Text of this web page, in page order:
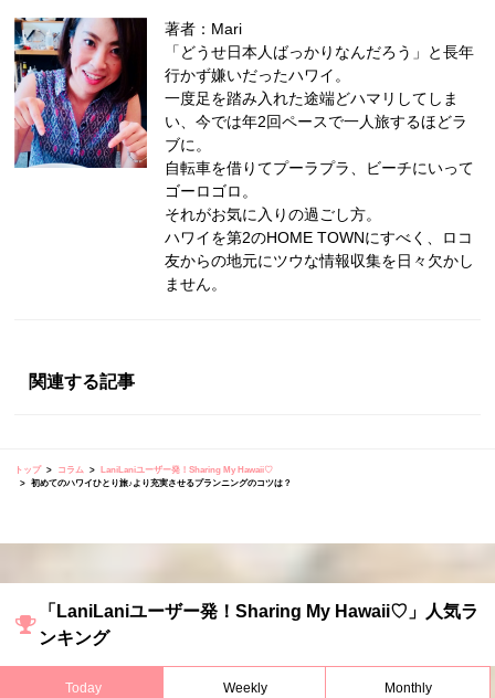
著者：Mari
「どうせ日本人ばっかりなんだろう」と長年
行かず嫌いだったハワイ。
一度足を踏み入れた途端どハマリしてしま
い、今では年2回ペースで一人旅するほどラ
ブに。
自転車を借りてプーラプラ、ビーチにいって
ゴーロゴロ。
それがお気に入りの過ごし方。
ハワイを第2のHOME TOWNにすべく、ロコ
友からの地元にツウな情報収集を日々欠かし
ません。
関連する記事
トップ コラム
LaniLaniユーザー発！Sharing My Hawaii♡
初めてのハワイひとり旅♪より充実させるプランニングのコツは？
「LaniLaniユーザー発！Sharing My Hawaii♡」人気ラ
ンキング
Today Weekly Monthly